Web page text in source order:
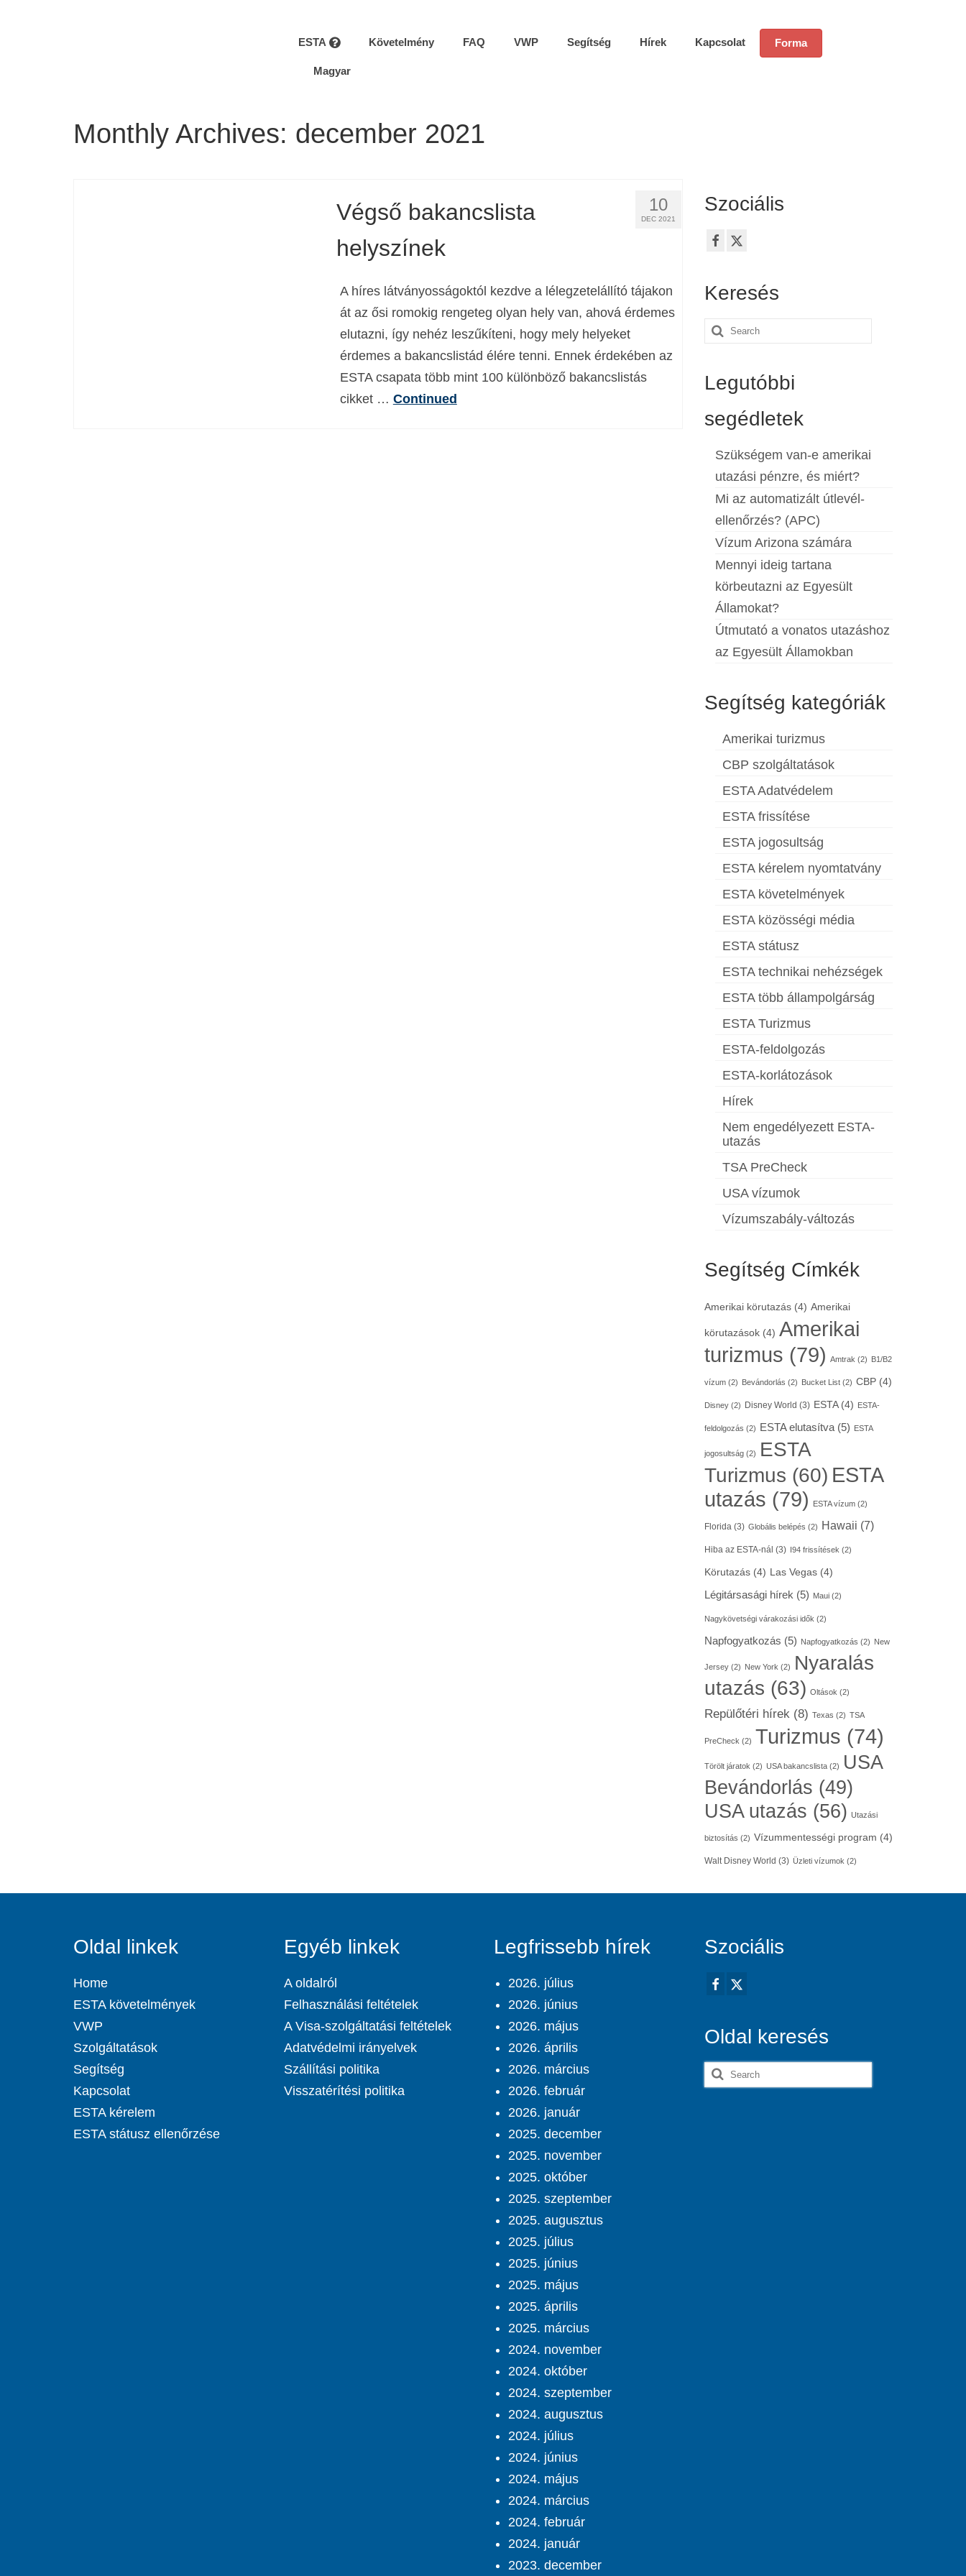
ESTA Követelmény FAQ VWP Segítség Hírek Kapcsolat Forma
Magyar
Monthly Archives: december 2021
10
DEC 2021
Végső bakancslista
helyszínek
A híres látványosságoktól kezdve a lélegzetelállító tájakon
át az ősi romokig rengeteg olyan hely van, ahová érdemes
elutazni, így nehéz leszűkíteni, hogy mely helyeket
érdemes a bakancslistád élére tenni. Ennek érdekében az
ESTA csapata több mint 100 különböző bakancslistás
cikket … Continued
Szociális
Keresés
Search
Legutóbbi
segédletek
Szükségem van-e amerikai
utazási pénzre, és miért?
Mi az automatizált útlevél-
ellenőrzés? (APC)
Vízum Arizona számára
Mennyi ideig tartana
körbeutazni az Egyesült
Államokat?
Útmutató a vonatos utazáshoz
az Egyesült Államokban
Segítség kategóriák
Amerikai turizmus
CBP szolgáltatások
ESTA Adatvédelem
ESTA frissítése
ESTA jogosultság
ESTA kérelem nyomtatvány
ESTA követelmények
ESTA közösségi média
ESTA státusz
ESTA technikai nehézségek
ESTA több állampolgárság
ESTA Turizmus
ESTA-feldolgozás
ESTA-korlátozások
Hírek
Nem engedélyezett ESTA-
utazás
TSA PreCheck
USA vízumok
Vízumszabály-változás
Segítség Címkék
Amerikai körutazás(4) Amerikai
körutazások(4) Amerikai
turizmus (79) Amtrak (2) B1/B2
vízum(2) Bevándorlás (2) Bucket List(2) CBP(4)
Disney(2) Disney World (3) ESTA(4) ESTA-
feldolgozás (2) ESTA elutasítva(5) ESTA
jogosultság(2)
ESTA
Turizmus (60) ESTA
utazás (79) ESTA vízum(2)
Florida(3) Globális belépés (2) Hawaii (7)
Hiba az ESTA-nál (3) I94 frissítések (2)
Körutazás(4) Las Vegas(4)
Légitársasági hírek(5) Maui(2)
Nagykövetségi várakozási idők (2)
Napfogyatkozás (5) Napfogyatkozás (2) New
Jersey(2) New York (2)
Nyaralás
utazás (63) Oltások (2)
Repülőtéri hírek(8) Texas (2) TSA
PreCheck (2) Turizmus (74)
Törölt járatok (2) USA bakancslista(2)
USA
Bevándorlás (49)
USA utazás (56) Utazási
biztosítás (2) Vízummentességi program (4)
Walt Disney World (3) Üzleti vízumok (2)
Oldal linkek
Home
ESTA követelmények
VWP
Szolgáltatások
Segítség
Kapcsolat
ESTA kérelem
ESTA státusz ellenőrzése
Egyéb linkek
A oldalról
Felhasználási feltételek
A Visa-szolgáltatási feltételek
Adatvédelmi irányelvek
Szállítási politika
Visszatérítési politika
Legfrissebb hírek
2026. július
2026. június
2026. május
2026. április
2026. március
2026. február
2026. január
2025. december
2025. november
2025. október
2025. szeptember
2025. augusztus
2025. július
2025. június
2025. május
2025. április
2025. március
2024. november
2024. október
2024. szeptember
2024. augusztus
2024. július
2024. június
2024. május
2024. március
2024. február
2024. január
2023. december
Szociális
Oldal keresés
Search
for: